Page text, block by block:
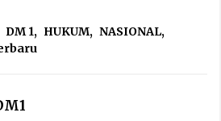
DM 1, HUKUM, NASIONAL,